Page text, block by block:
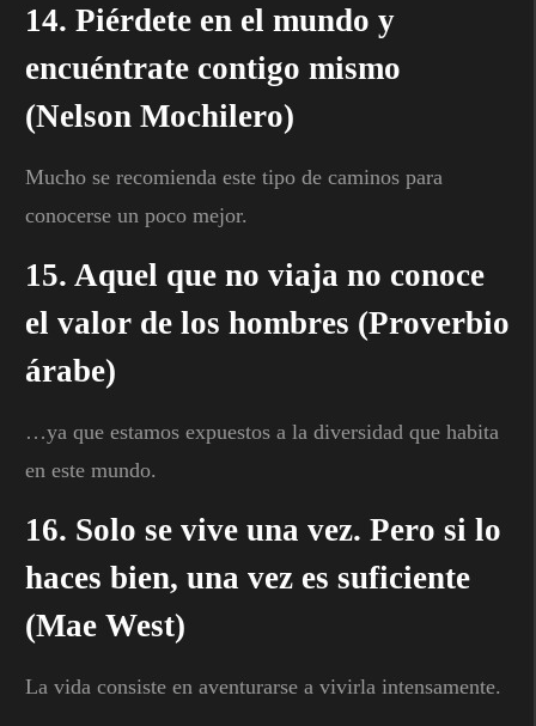
14. Piérdete en el mundo y
encuéntrate contigo mismo
(Nelson Mochilero)
Mucho se recomienda este tipo de caminos para
conocerse un poco mejor.
15. Aquel que no viaja no conoce
el valor de los hombres (Proverbio
árabe)
…ya que estamos expuestos a la diversidad que habita
en este mundo.
16. Solo se vive una vez. Pero si lo
haces bien, una vez es suficiente
(Mae West)
La vida consiste en aventurarse a vivirla intensamente.